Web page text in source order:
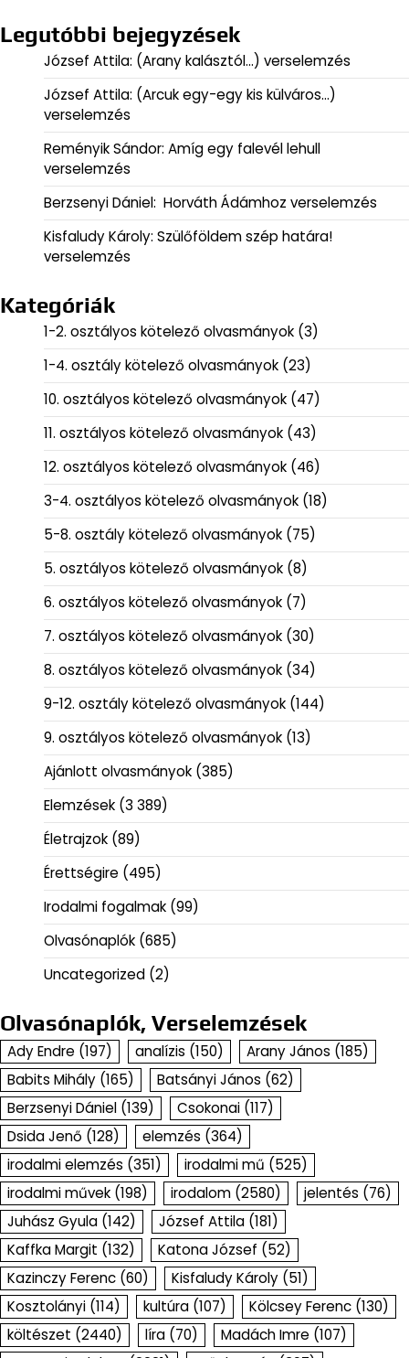
Legutóbbi bejegyzések
József Attila: (Arany kalásztól…) verselemzés
József Attila: (Arcuk egy-egy kis külváros…)
verselemzés
Reményik Sándor: Amíg egy falevél lehull
verselemzés
Berzsenyi Dániel: Horváth Ádámhoz verselemzés
Kisfaludy Károly: Szülőföldem szép határa!
verselemzés
Kategóriák
1-2. osztályos kötelező olvasmányok (3)
1-4. osztály kötelező olvasmányok (23)
10. osztályos kötelező olvasmányok (47)
11. osztályos kötelező olvasmányok (43)
12. osztályos kötelező olvasmányok (46)
3-4. osztályos kötelező olvasmányok (18)
5-8. osztály kötelező olvasmányok (75)
5. osztályos kötelező olvasmányok (8)
6. osztályos kötelező olvasmányok (7)
7. osztályos kötelező olvasmányok (30)
8. osztályos kötelező olvasmányok (34)
9-12. osztály kötelező olvasmányok (144)
9. osztályos kötelező olvasmányok (13)
Ajánlott olvasmányok (385)
Elemzések (3 389)
Életrajzok (89)
Érettségire (495)
Irodalmi fogalmak (99)
Olvasónaplók (685)
Uncategorized (2)
Olvasónaplók, Verselemzések
Ady Endre (197) analízis (150) Arany János (185)
Babits Mihály (165) Batsányi János (62)
Berzsenyi Dániel (139) Csokonai (117)
Dsida Jenő (128) elemzés (364)
irodalmi elemzés (351) irodalmi mű (525)
irodalmi művek (198) irodalom (2580) jelentés (76)
Juhász Gyula (142) József Attila (181)
Kaffka Margit (132) Katona József (52)
Kazinczy Ferenc (60) Kisfaludy Károly (51)
Kosztolányi (114) kultúra (107) Kölcsey Ferenc (130)
költészet (2440) líra (70) Madách Imre (107)